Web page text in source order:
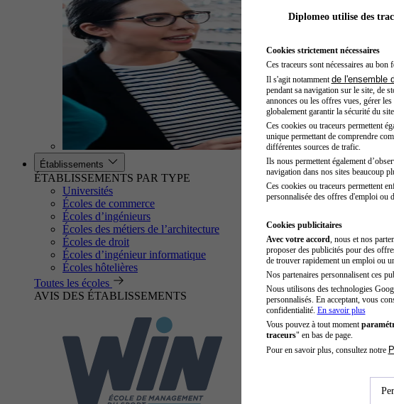
Établissements
ÉTABLISSEMENTS PAR TYPE
Universités
Écoles de commerce
Écoles d’ingénieurs
Écoles des métiers de l’architecture
Écoles de droit
Écoles d’ingénieur informatique
Écoles hôtelières
Toutes les écoles
AVIS DES ÉTABLISSEMENTS
Diplomeo utilise des
Cookies strictement nécessaires
Ces traceurs sont nécessaires au bon
Il s'agit notamment de l'ensemble
pendant sa navigation sur le site, de
annonces ou les offres vues, gérer
globalement garantir la sécurité du
Ces cookies ou traceurs permettent
unique permettant de comprendre
différentes sources de trafic.
Ils nous permettent également
navigation dans nos sites beaucoup
Ces cookies ou traceurs permettent
personnalisée des offres d'emploi ou
Cookies publicitaires
Avec votre accord , nous et nos
proposer des publicités pour des
de trouver rapidement un emploi ou
Nos partenaires personnalisent ces
Nous utilisons des technologies
personnalisés. En acceptant, vous
confidentialité. En savoir plus
Vous pouvez à tout moment
traceurs" en bas de page.
Pour en savoir plus, consultez notre